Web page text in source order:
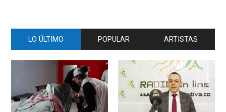
LO ÚLTIMO POPULAR ARTISTAS